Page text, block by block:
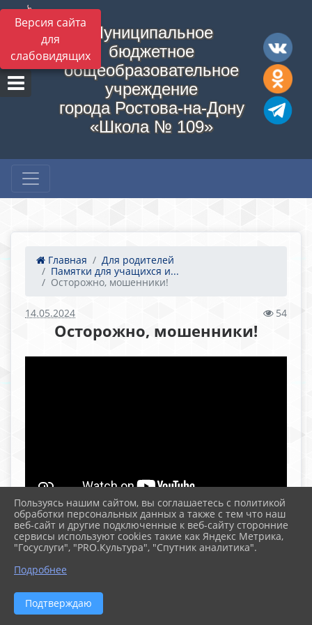
Версия сайта
для
слабовидящих
Муниципальное
бюджетное
общеобразовательное
учреждение
города Ростова-на-Дону
«Школа № 109»
Главная
Для родителей
Памятки для учащихся и...
Осторожно, мошенники!
14.05.2024 54
Осторожно, мошенники!
2026 г. school109rostov.ru
Вход
Политика обработки персональных данных
Пользуясь нашим сайтом, вы соглашаетесь с политикой
обработки персональных данных а также с тем что наш
веб-сайт и другие подключенные к веб-сайту сторонние
сервисы используют cookies такие как Яндекс Метрика,
"Госуслуги", "PRO.Культура", "Спутник аналитика".
Подробнее
Подтверждаю